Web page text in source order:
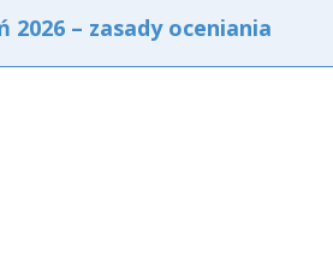
2026 – zasady oceniania